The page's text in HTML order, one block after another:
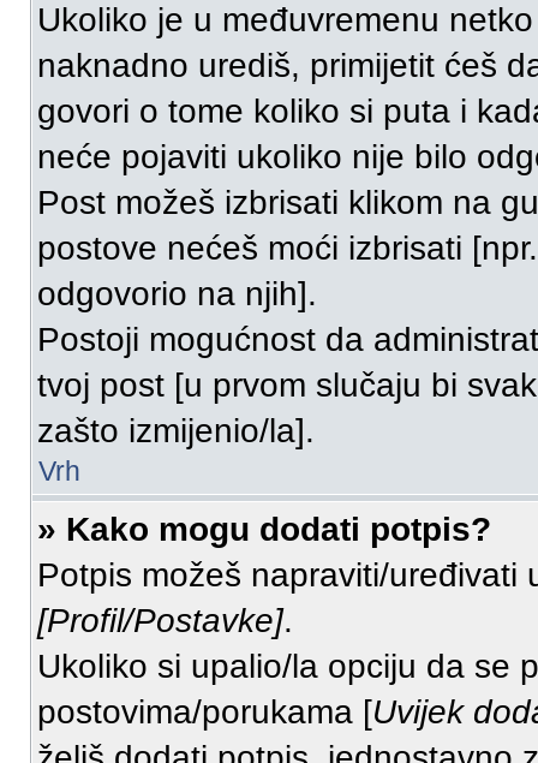
Ukoliko je u međuvremenu
naknadno urediš, primijetit ćeš
govori o tome koliko si puta i
neće pojaviti ukoliko nije bilo
Post možeš izbrisati klikom na
postove nećeš moći izbrisati
odgovorio na njih].
Postoji mogućnost da
tvoj post [u prvom slučaju bi
zašto izmijenio/la].
Vrh
» Kako mogu dodati potpis?
Potpis možeš napraviti/uređivati
[Profil/Postavke].
Ukoliko si upalio/la opciju da se
postovima/porukama [Uvijek